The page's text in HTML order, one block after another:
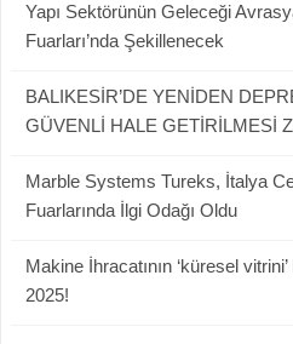
Yapı Sektörünün Geleceği
Fuarları’nda Şekillenecek
BALIKESİR’DE YENİDEN
GÜVENLİ HALE GETİRİLMESİ
Marble Systems Tureks, İtalya
Fuarlarında İlgi Odağı Oldu
Makine İhracatının ‘küresel
2025!